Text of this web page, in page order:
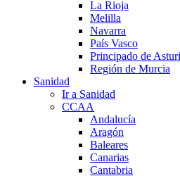
La Rioja
Melilla
Navarra
País Vasco
Principado de
Región de Murcia
Sanidad
Ir a Sanidad
CCAA
Andalucía
Aragón
Baleares
Canarias
Cantabria